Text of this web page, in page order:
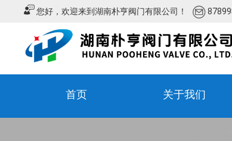
您好，欢迎来到湖南朴亨阀门有限公司！
首页 关于我们